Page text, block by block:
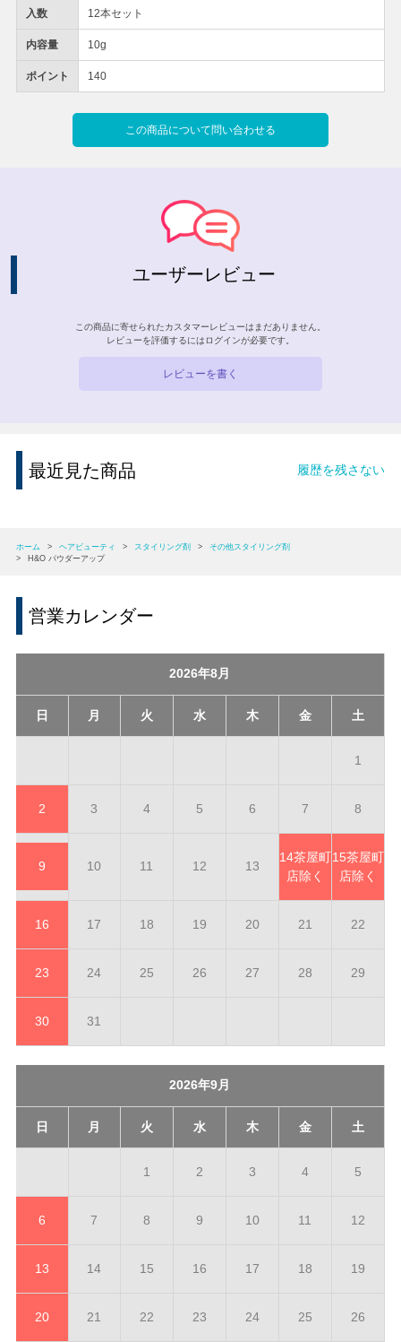
入数 12本セット
内容量 10g
ポイント 140
この商品について問い合わせる
ユーザーレビュー
この商品に寄せられたカスタマーレビューはまだありません。
レビューを評価するには ログインが必要です。
レビューを書く
最近見た商品 履歴を残さない
ホーム > ヘアビューティ > スタイリング剤 >
その他スタイリング剤
>
H&O パウダーアップ
営業カレンダー
2026年8月
日 月 火 水 木 金 土
1
2 3 4 5 6 7 8
9 10 11 12 13
14茶屋町
店除く
15茶屋町
店除く
16 17 18 19 20 21 22
23 24 25 26 27 28 29
30 31
2026年9月
日 月 火 水 木 金 土
1 2 3 4 5
6 7 8 9 10 11 12
13 14 15 16 17 18 19
20 21 22 23 24 25 26